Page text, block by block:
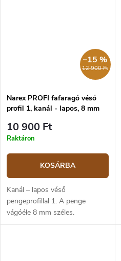
12 900 Ft
–15 %
Narex PROFI fafaragó véső
profil 1, kanál - lapos, 8 mm
10 900 Ft
Raktáron
KOSÁRBA
Kanál – lapos véső
pengeprofillal 1. A penge
vágóéle 8 mm széles.